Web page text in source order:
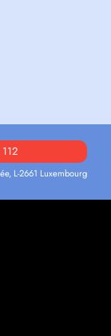
L-2661 Luxembourg